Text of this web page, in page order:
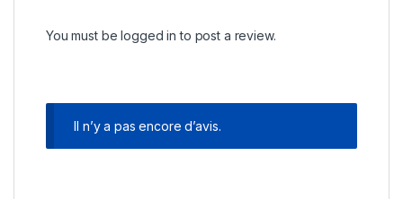
You must belogged in to post a review.
Il n’y a pas encore d’avis.